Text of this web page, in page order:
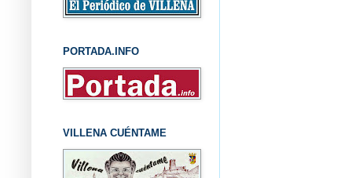
PORTADA.INFO
VILLENA CUÉNTAME